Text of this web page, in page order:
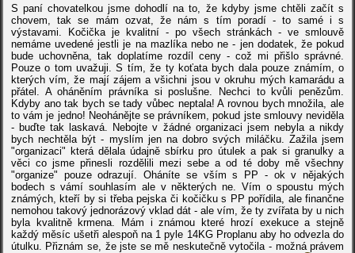
S paní chovatelkou jsme dohodlí na to, že kdyby jsme chtěli začít s
chovem, tak se mám ozvat, že nám s tím poradí - to samé i s
výstavami. Kočička je kvalitní - po všech stránkách - ve smlouvě
nemáme uvedené jestli je na mazlíka nebo ne - jen dodatek, že pokud
bude uchovněna, tak doplatíme rozdíl ceny - což mi přišlo správné.
Pouze o tom uvažuji. S tím, že ty koťata bych dala pouze známím, o
kterých vím, že mají zájem a všichni jsou v okruhu mých kamarádu a
přátel. A oháněním právníka si poslušne. Nechci to kvůli penězům.
Kdyby ano tak bych se tady vůbec neptala! A rovnou bych množila, ale
to vám je jedno! Neohánějte se právníkem, pokud jste smlouvy neviděla
- buďte tak laskavá. Nebojte v žádné organizaci jsem nebyla a nikdy
bych nechtěla být - myslím jen na dobro svých miláčku. Zažila jsem
"organizaci" která dělala údajně sbírku pro útulek a pak si granulky a
věci co jsme přinesli rozdělili mezi sebe a od té doby mě všechny
"organize" pouze odrazují. Oháníte se vším s PP - ok v nějakých
bodech s vámí souhlasím ale v některých ne. Vím o spoustu mých
známých, kteří by si třeba pejska či kočičku s PP pořídila, ale finančne
nemohou takový jednorázový vklad dát - ale vím, že ty zvířata by u nich
byla kvalitně krmena. Mám i známou které hrozí exekuce a stejně
každý měsíc ušetři alespoň na 1 pyle 14KG Proplanu aby ho odvezla do
útulku. Přiznám se, že jste se mě neskutečně vytočila - možná právem